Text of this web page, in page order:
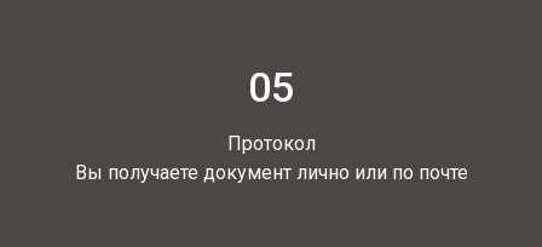
05
Протокол
Вы получаете документ лично или по почте